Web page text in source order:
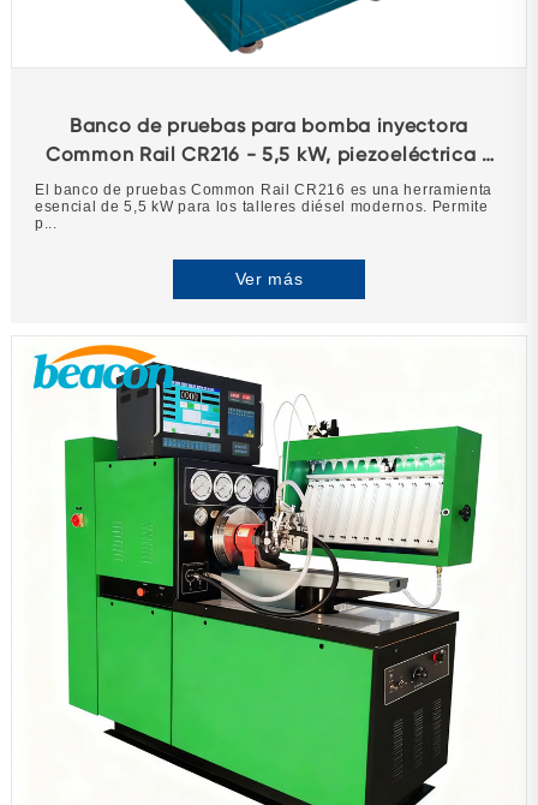
Banco de pruebas para bomba inyectora
Common Rail CR216 - 5,5 kW, piezoeléctrica y
codificada
El banco de pruebas Common Rail CR216 es una herramienta
esencial de 5,5 kW para los talleres diésel modernos. Permite
p...
Ver más